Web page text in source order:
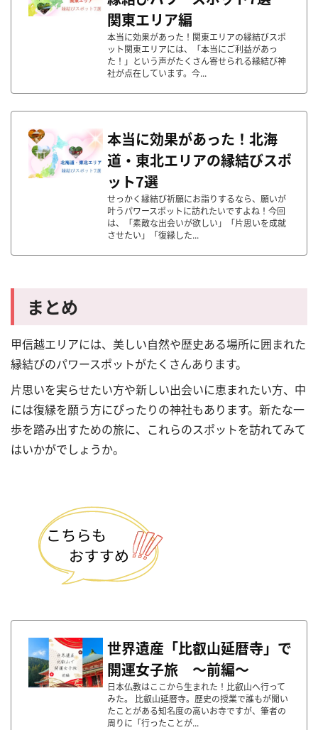
関東エリア編
本当に効果があった！関東エリアの縁結びスポ
ット関東エリアには、「本当にご利益があっ
た！」という声がたくさん寄せられる縁結び神
社が点在しています。今...
本当に効果があった！北海
道・東北エリアの縁結びスポ
ット7選
せっかく縁結び祈願にお詣りするなら、願いが
叶うパワースポットに訪れたいですよね！今回
は、「素敵な出会いが欲しい」「片思いを成就
させたい」「復縁した...
まとめ
甲信越エリアには、美しい自然や歴史ある場所に囲まれた
縁結びのパワースポットがたくさんあります。
片思いを実らせたい方や新しい出会いに恵まれたい方、中
には復縁を願う方にぴったりの神社もあります。新たな一
歩を踏み出すための旅に、これらのスポットを訪れてみて
はいかがでしょうか。
世界遺産「比叡山延暦寺」で
開運女子旅 〜前編～
日本仏教はここから生まれた！比叡山へ行って
みた。 比叡山延暦寺。歴史の授業で誰もが聞い
たことがある知名度の高いお寺ですが、筆者の
周りに「行ったことが...